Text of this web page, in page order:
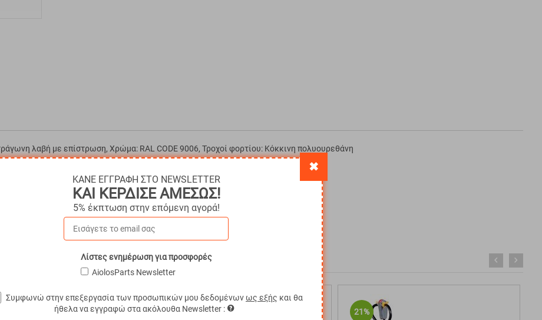
λαβή με επίστρωση, Χρώμα: RAL CODE 9006, Τροχοί φορτίου: Κόκκινη πολυουρεθάνη
21% 21%
✖
ΚΑΝΕ ΕΓΓΡΑΦΗ ΣΤΟ NEWSLETTER
ΚΑΙ ΚΕΡΔΙΣΕ ΑΜΕΣΩΣ!
5% έκπτωση στην επόμενη αγορά!
Λίστες ενημέρωση για προσφορές
AiolosParts Newsletter
Συμφωνώ στην επεξεργασία των προσωπικών μου δεδομένωνως εξής και θα
ήθελα να εγγραφώ στα ακόλουθα Newsletter :